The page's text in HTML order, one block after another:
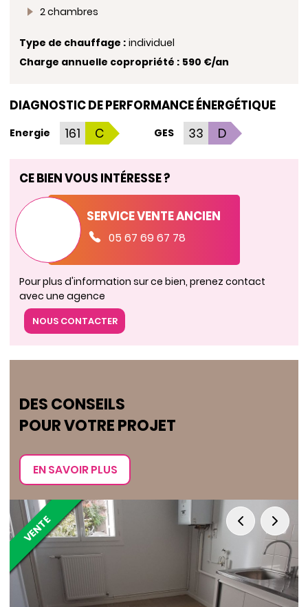
2 chambres
Type de chauffage : individuel
Charge annuelle copropriété : 590 €/an
DIAGNOSTIC DE PERFORMANCE ÉNERGÉTIQUE
Energie 161 C GES 33 D
CE BIEN VOUS INTÉRESSE ?
SERVICE VENTE ANCIEN
05 67 69 67 78
Pour plus d'information sur ce bien, prenez contact
avec une agence
NOUS CONTACTER
DES CONSEILS
POUR VOTRE PROJET
EN SAVOIR PLUS
VENTE